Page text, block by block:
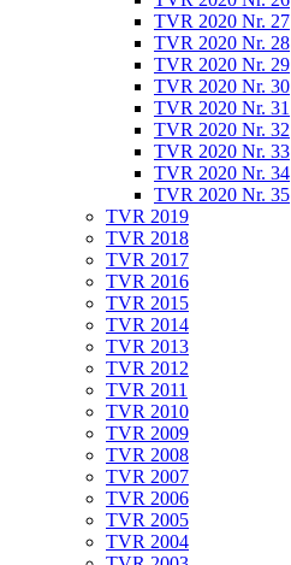
TVR 2020 Nr. 27
TVR 2020 Nr. 28
TVR 2020 Nr. 29
TVR 2020 Nr. 30
TVR 2020 Nr. 31
TVR 2020 Nr. 32
TVR 2020 Nr. 33
TVR 2020 Nr. 34
TVR 2020 Nr. 35
TVR 2019
TVR 2018
TVR 2017
TVR 2016
TVR 2015
TVR 2014
TVR 2013
TVR 2012
TVR 2011
TVR 2010
TVR 2009
TVR 2008
TVR 2007
TVR 2006
TVR 2005
TVR 2004